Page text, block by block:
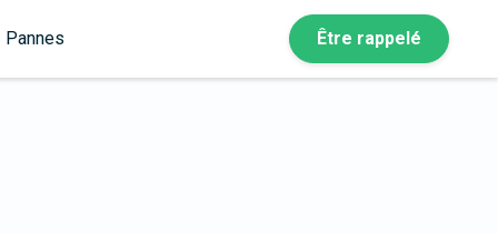
Pannes Être rappelé